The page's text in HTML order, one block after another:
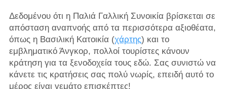
Δεδομένου ότι η Παλιά Γαλλική Συνοικία βρίσκεται σε
απόσταση αναπνοής από τα περισσότερα αξιοθέατα,
όπως η Βασιλική Κατοικία (χάρτης) και το
εμβληματικό Άνγκορ, πολλοί τουρίστες κάνουν
κράτηση για τα ξενοδοχεία τους εδώ. Σας συνιστώ να
κάνετε τις κρατήσεις σας πολύ νωρίς, επειδή αυτό το
μέρος είναι γεμάτο επισκέπτες!